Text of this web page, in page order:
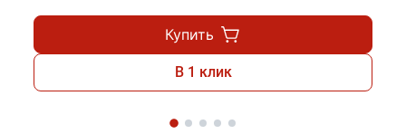
Купить
В 1 клик